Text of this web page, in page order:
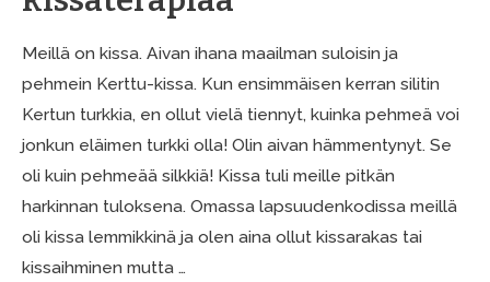
Meillä on kissa. Aivan ihana maailman suloisin ja
pehmein Kerttu-kissa. Kun ensimmäisen kerran silitin
Kertun turkkia, en ollut vielä tiennyt, kuinka pehmeä voi
jonkun eläimen turkki olla! Olin aivan hämmentynyt. Se
oli kuin pehmeää silkkiä! Kissa tuli meille pitkän
harkinnan tuloksena. Omassa lapsuudenkodissa meillä
oli kissa lemmikkinä ja olen aina ollut kissarakas tai
kissaihminen mutta …